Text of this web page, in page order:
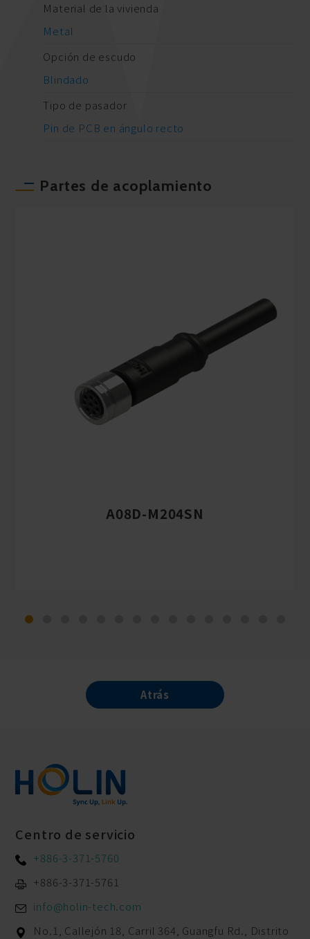
Material de la vivienda
Metal
Opción de escudo
Blindado
Tipo de pasador
Pin de PCB en ángulo recto
Partes de acoplamiento
A08D-M204SN
Atrás
Centro de servicio
+886-3-371-5760
+886-3-371-5761
info@holin-tech.com
No.1, Callejón 18, Carril 364, Guangfu Rd.,
Distrito